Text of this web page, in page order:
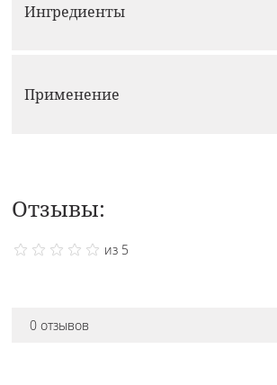
Ингредиенты
Применение
Отзывы:
из 5
0 отзывов